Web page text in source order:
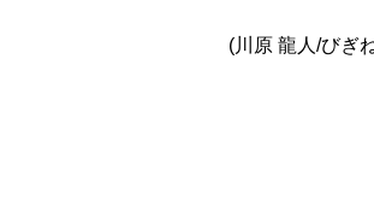
(川原 龍人/びぎ